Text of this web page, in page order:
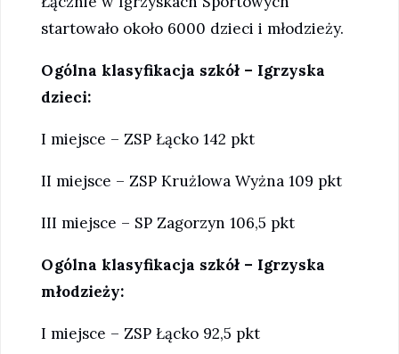
startowało około 6000 dzieci i młodzieży.
Ogólna klasyfikacja szkół – Igrzyska
dzieci:
I miejsce – ZSP Łącko 142 pkt
II miejsce – ZSP Krużlowa Wyżna 109 pkt
III miejsce – SP Zagorzyn 106,5 pkt
Ogólna klasyfikacja szkół – Igrzyska
młodzieży:
I miejsce – ZSP Łącko 92,5 pkt